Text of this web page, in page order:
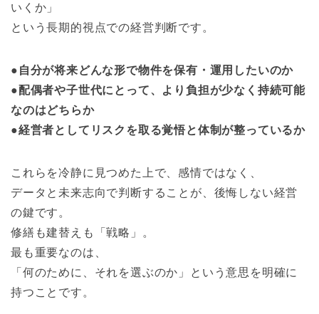
いくか」
という長期的視点での経営判断です。
●自分が将来どんな形で物件を保有・運用したいのか
●配偶者や子世代にとって、より負担が少なく持続可能
なのはどちらか
●経営者としてリスクを取る覚悟と体制が整っているか
これらを冷静に見つめた上で、感情ではなく、
データと未来志向で判断することが、後悔しない経営
の鍵です。
修繕も建替えも「戦略」。
最も重要なのは、
「何のために、それを選ぶのか」という意思を明確に
持つことです。